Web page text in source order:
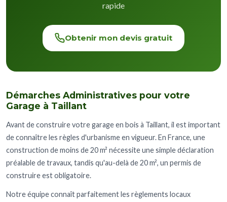
rapide
Obtenir mon devis gratuit
Démarches Administratives pour votre
Garage à Taillant
Avant de construire votre garage en bois à Taillant, il est important
de connaître les règles d'urbanisme en vigueur. En France, une
construction de moins de 20 m² nécessite une simple déclaration
préalable de travaux, tandis qu'au-delà de 20 m², un permis de
construire est obligatoire.
Notre équipe connaît parfaitement les règlements locaux